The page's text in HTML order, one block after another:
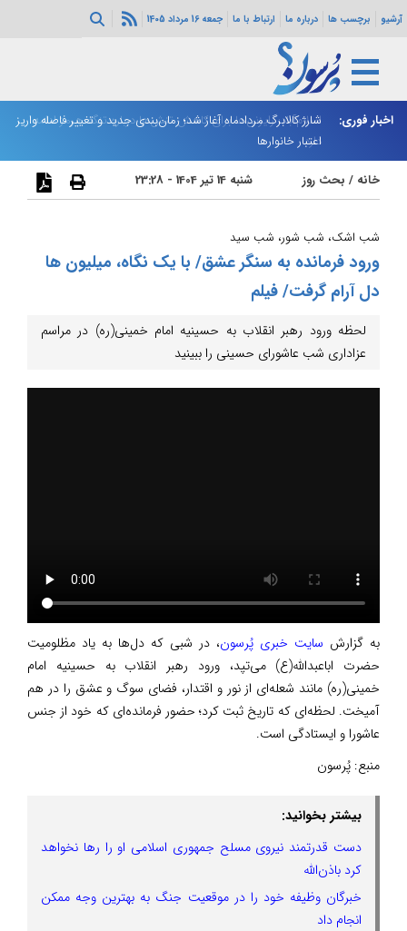
آرشیو برچسب ها درباره ما ارتباط با ما جمعه 16 مرداد 1405
اخبار فوری:
اسلام‌آباد: رایزنی‌ها برای کاهش تنش‌ها درباره تنگه هرمز ادامه
دارد
شارژ کالابرگ مردادماه آغاز شد؛ زمان‌بندی جدید و تغییر فاصله واریز
اعتبار خانوارها
خانه / بحث روز شنبه 14 تیر 1404 - 23:28
شب اشک، شب شور، شب سید
ورود فرمانده به سنگر عشق/ با یک نگاه، میلیون ها
دل آرام گرفت/ فیلم
لحظه ورود رهبر انقلاب به حسینیه امام خمینی(ره) در مراسم
عزاداری شب عاشورای حسینی را ببینید
به گزارش سایت خبری پُرسون، در شبی که دل‌ها به یاد مظلومیت
حضرت اباعبدالله(ع) می‌تپد، ورود رهبر انقلاب به حسینیه امام
خمینی(ره) مانند شعله‌ای از نور و اقتدار، فضای سوگ و عشق را در هم
آمیخت. لحظه‌ای که تاریخ ثبت کرد؛ حضور فرمانده‌ای که خود از جنس
عاشورا و ایستادگی است.
منبع: پُرسون
بیشتر بخوانید:
دست قدرتمند نیروی مسلح جمهوری اسلامی او را ر‌ها نخواهد
کرد باذن‌الله
خبرگان وظیفه خود را در موقعیت جنگ به بهترین وجه ممکن
انجام داد